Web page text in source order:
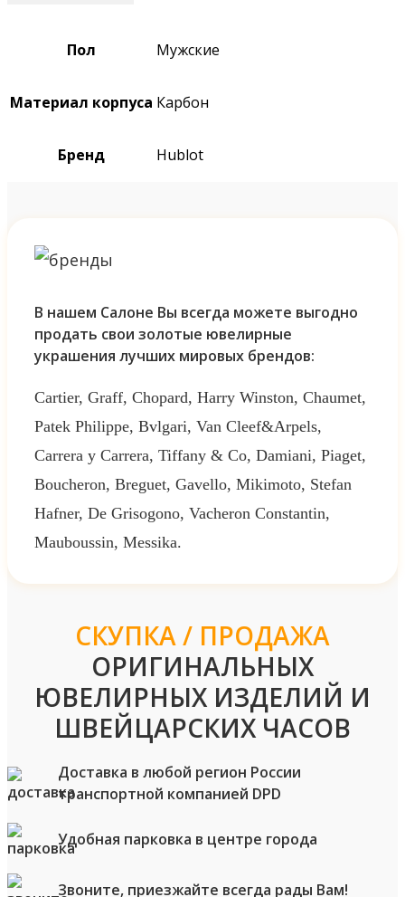
Пол Мужские
Материал корпуса Карбон
Бренд Hublot
В нашем Салоне Вы всегда можете выгодно
продать свои золотые ювелирные
украшения лучших мировых брендов:
Cartier, Graff, Chopard, Harry Winston, Chaumet,
Patek Philippe, Bvlgari, Van Cleef&Arpels,
Carrera y Carrera, Tiffany & Co, Damiani, Piaget,
Boucheron, Breguet, Gavello, Mikimoto, Stefan
Hafner, De Grisogono, Vacheron Constantin,
Mauboussin, Messika.
СКУПКА / ПРОДАЖА
ОРИГИНАЛЬНЫХ
ЮВЕЛИРНЫХ ИЗДЕЛИЙ И
ШВЕЙЦАРСКИХ ЧАСОВ
Доставка в любой регион России
транспортной компанией DPD
Удобная парковка в центре города
Звоните, приезжайте всегда рады Вам!